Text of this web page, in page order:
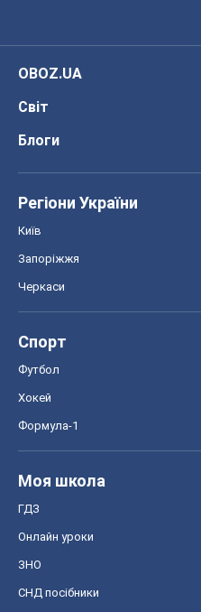
OBOZ.UA
Світ
Блоги
Регіони України
Київ
Запоріжжя
Черкаси
Спорт
Футбол
Хокей
Формула-1
Моя школа
ГДЗ
Онлайн уроки
ЗНО
СНД посібники